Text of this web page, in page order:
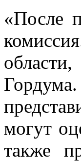
«После
могут
также